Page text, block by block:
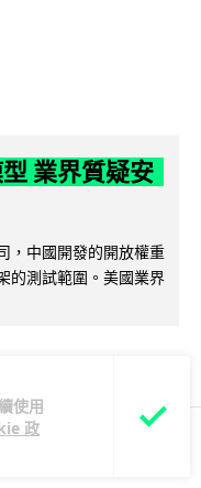
使用
政
業界質疑安
，中國開發的開放權重
的測試範圍。美國業界